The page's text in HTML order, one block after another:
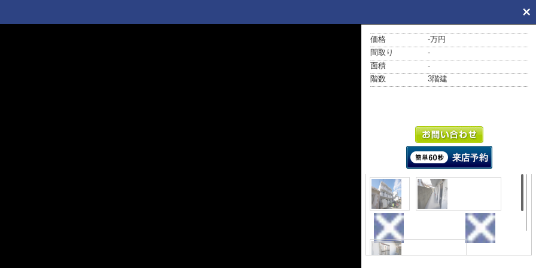
価格
-万円
間取り
-
面積
-
階数
3階建
外観 エントランス